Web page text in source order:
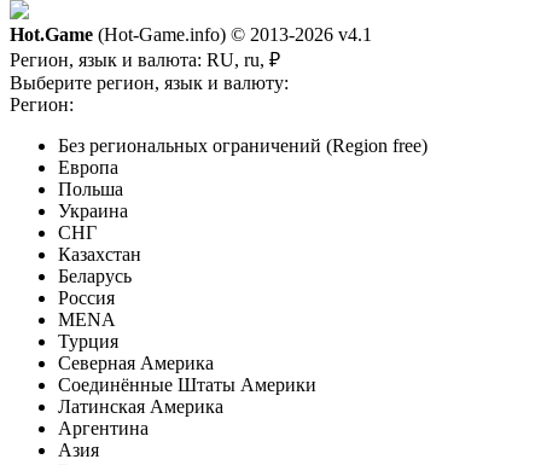
Hot.Game (Hot-Game.info) © 2013-2026 v4.1
Регион, язык и валюта: RU, ru, ₽
Выберите регион, язык и валюту:
Регион:
Без региональных ограничений (Region free)
Европа
Польша
Украина
СНГ
Казахстан
Беларусь
Россия
MENA
Турция
Северная Америка
Соединённые Штаты Америки
Латинская Америка
Аргентина
Азия